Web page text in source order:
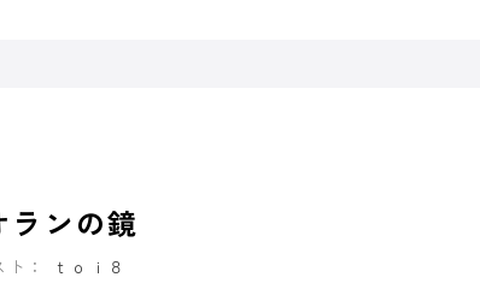
ンの鏡
： ｔｏｉ８